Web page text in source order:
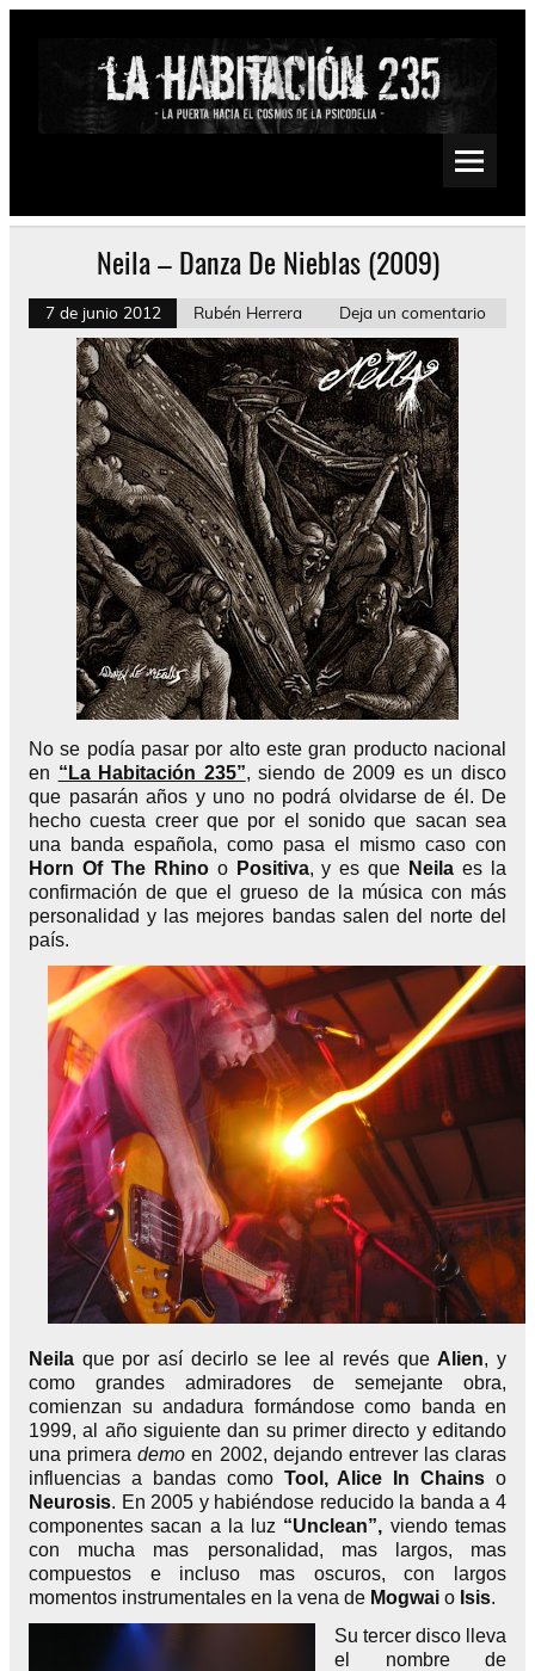
Saltar
Psychedelic, Stoner, Doom, Sludge, Fuzz, Space, Drone
Neila – Danza De Nieblas (2009)
7 de junio 2012 Rubén Herrera Deja un comentario
No se podía pasar por alto este gran producto nacional
en “La Habitación 235”, siendo de 2009 es un disco
que pasarán años y uno no podrá olvidarse de él. De
hecho cuesta creer que por el sonido que sacan sea
una banda española, como pasa el mismo caso con
Horn Of The Rhinoo Positiva, y es que Neila es la
confirmación de que el grueso de la música con más
personalidad y las mejores bandas salen del norte del
país.
Neila que por así decirlo se lee al revés que Alien, y
como grandes admiradores de semejante obra,
comienzan su andadura formándose como banda en
1999, al año siguiente dan su primer directo y editando
una primerademo en 2002, dejando entrever las claras
influencias a bandas como Tool, Alice In Chains o
Neurosis. En 2005 y habiéndose reducido la banda a 4
componentes sacan a la luz “Unclean”, viendo temas
con mucha mas personalidad, mas largos, mas
compuestos e incluso mas oscuros, con largos
momentos instrumentales en la vena de Mogwai o Isis.
Su tercer disco lleva
el nombre de